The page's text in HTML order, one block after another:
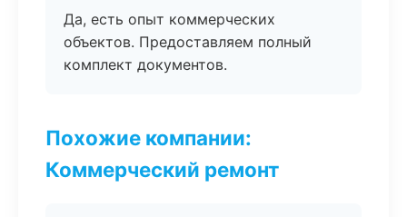
Да, есть опыт коммерческих
объектов. Предоставляем полный
комплект документов.
Похожие компании:
Коммерческий ремонт